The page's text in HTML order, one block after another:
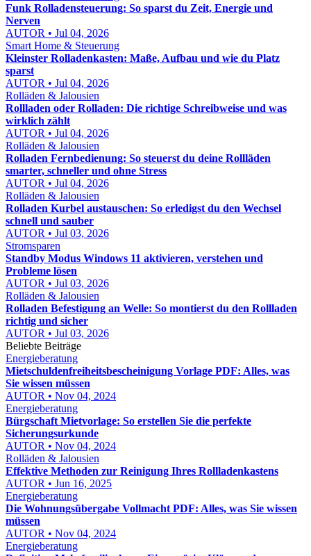
Funk Rolladensteuerung: So sparst du Zeit, Energie und
Nerven
AUTOR • Jul 04, 2026
Smart Home & Steuerung
Kleinster Rolladenkasten: Maße, Aufbau und wie du Platz
sparst
AUTOR • Jul 04, 2026
Rolläden & Jalousien
Rollladen oder Rolladen: Die richtige Schreibweise und was
wirklich zählt
AUTOR • Jul 04, 2026
Rolläden & Jalousien
Rolladen Fernbedienung: So steuerst du deine Rollläden
smarter, schneller und ohne Stress
AUTOR • Jul 04, 2026
Rolläden & Jalousien
Rolladen Kurbel austauschen: So erledigst du den Wechsel
schnell und sauber
AUTOR • Jul 03, 2026
Stromsparen
Standby Modus Windows 11 aktivieren, verstehen und
Probleme lösen
AUTOR • Jul 03, 2026
Rolläden & Jalousien
Rolladen Befestigung an Welle: So montierst du den Rollladen
richtig und sicher
AUTOR • Jul 03, 2026
Beliebte Beiträge
Energieberatung
Mietschuldenfreiheitsbescheinigung Vorlage PDF: Alles, was
Sie wissen müssen
AUTOR • Nov 04, 2024
Energieberatung
Bürgschaft Mietvorlage: So erstellen Sie die perfekte
Sicherungsurkunde
AUTOR • Nov 04, 2024
Rolläden & Jalousien
Effektive Methoden zur Reinigung Ihres Rollladenkastens
AUTOR • Jun 16, 2025
Energieberatung
Die Wohnungsübergabe Vollmacht PDF: Alles, was Sie wissen
müssen
AUTOR • Nov 04, 2024
Energieberatung